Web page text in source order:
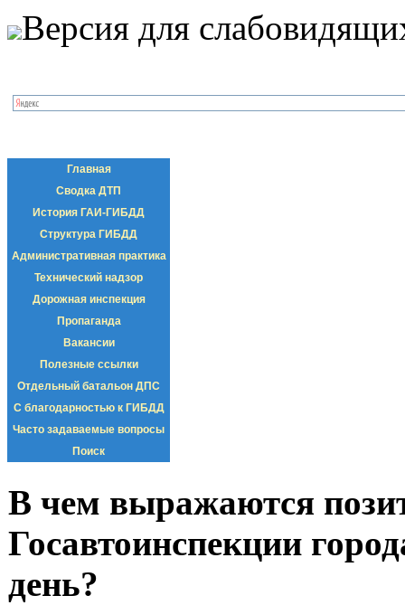
Версия для
Главная
Сводка ДТП
История ГАИ-ГИБДД
Структура ГИБДД
Административная практика
Технический надзор
Дорожная инспекция
Пропаганда
Вакансии
Полезные ссылки
Отдельный батальон ДПС
С благодарностью к ГИБДД
Часто задаваемые вопросы
Поиск
В чем выражаются
Госавтоинспекции
день?